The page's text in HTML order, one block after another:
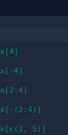
x[4]
x[-4]
x[2:4]
x[-(2:4)]
x[c(1, 5)]